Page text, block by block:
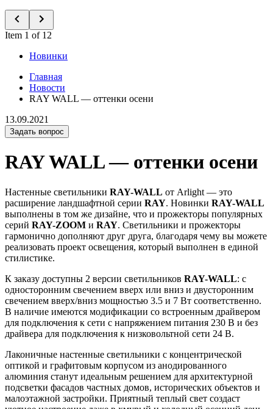
Item 1 of 12
Новинки
Главная
Новости
RAY WALL — оттенки осени
13.09.2021
Задать вопрос
RAY WALL — оттенки осени
Настенные светильники RAY-WALL от Arlight — это
расширение ландшафтной серии RAY. Новинки RAY-WALL
выполнены в том же дизайне, что и прожекторы популярных
серий RAY-ZOOM и RAY. Светильники и прожекторы
гармонично дополняют друг друга, благодаря чему вы можете
реализовать проект освещения, который выполнен в единой
стилистике.
К заказу доступны 2 версии светильников RAY-WALL: с
односторонним свечением вверх или вниз и двусторонним
свечением вверх/вниз мощностью 3.5 и 7 Вт соответственно.
В наличие имеются модификации со встроенным драйвером
для подключения к сети с напряжением питания 230 В и без
драйвера для подключения к низковольтной сети 24 В.
Лаконичные настенные светильники с концентрической
оптикой и графитовым корпусом из анодированного
алюминия станут идеальным решением для архитектурной
подсветки фасадов частных домов, исторических объектов и
малоэтажной застройки. Приятный теплый свет создаст